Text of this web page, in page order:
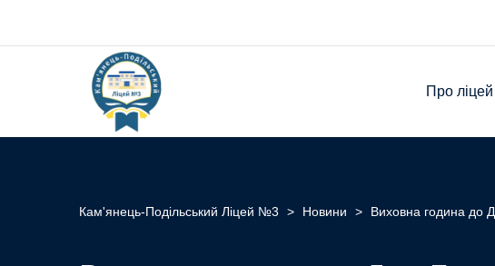
Про ліцей
Кам'янець-Подільський Ліцей №3 > Новини > Виховна година до